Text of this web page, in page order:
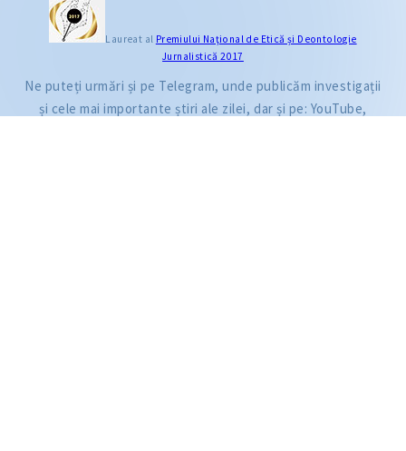
Laureat al Premiului Naţional de Etică și Deontologie
Jurnalistică 2017
Ne puteți urmări și pe Telegram, unde publicăm investigații
și cele mai importante știri ale zilei, dar și pe: YouTube,
CITEȘTE